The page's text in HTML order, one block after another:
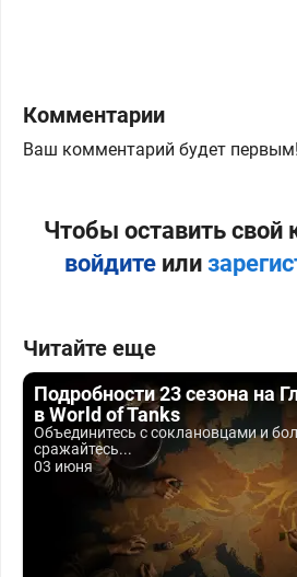
Комментарии
Ваш комментарий будет первым!
Чтобы оставить свой
войдитеили
Читайте еще
Подробности 23 сезона на
в World of Tanks
Объединитесь с соклановцами и
сражайтесь...
03 июня